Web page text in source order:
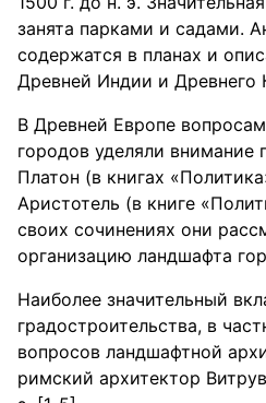
занята парками и садами.
содержатся в планах и
Древней Индии и Древнего
В Древней Европе
городов уделяли внимание
Платон (в книгах
Аристотель (в книге
своих сочинениях они
организацию ландшафта
Наиболее значительный
градостроительства, в
вопросов ландшафтной
римский архитектор